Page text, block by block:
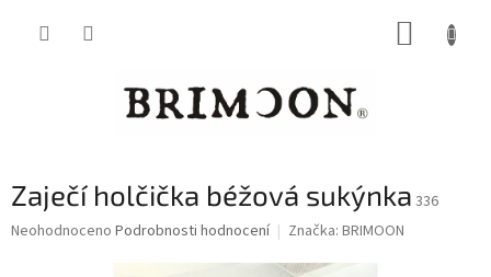
Zaječí holčička béžová sukýnka 336
Průměrné
Neohodnoceno Podrobnosti hodnocení Značka: BRIMOON